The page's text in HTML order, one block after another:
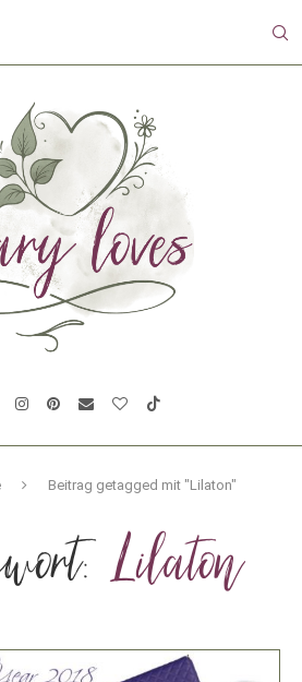
Beitrag getagged mit "Lilaton"
Lilaton